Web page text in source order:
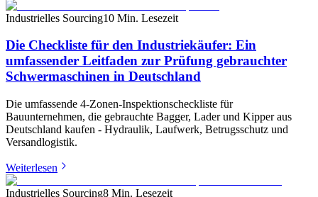
Industrielles Sourcing10 Min. Lesezeit
Die Checkliste für den Industriekäufer: Ein
umfassender Leitfaden zur Prüfung gebrauchter
Schwermaschinen in Deutschland
Die umfassende 4-Zonen-Inspektionscheckliste für
Bauunternehmen, die gebrauchte Bagger, Lader und Kipper aus
Deutschland kaufen - Hydraulik, Laufwerk, Betrugsschutz und
Versandlogistik.
Weiterlesen
Industrielles Sourcing8 Min. Lesezeit